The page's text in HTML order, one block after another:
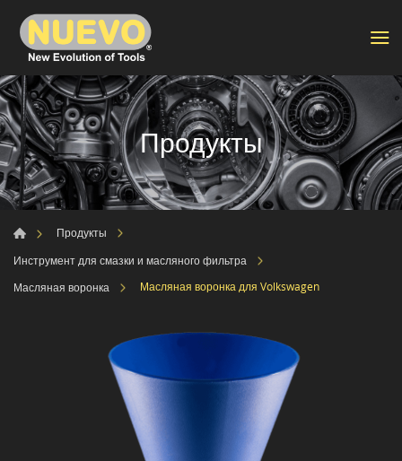
Продукты
Продукты
Инструмент для смазки и масляного фильтра
Масляная воронка
Масляная воронка для Volkswagen